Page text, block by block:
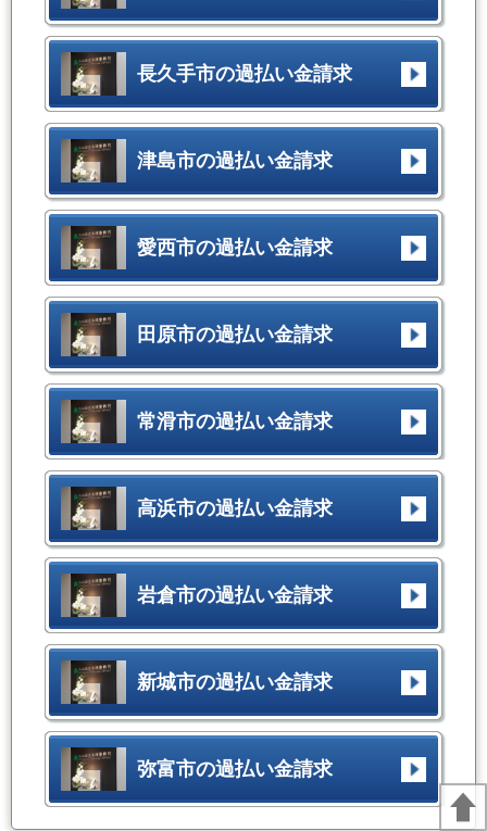
長久手市の過払い金請求
津島市の過払い金請求
愛西市の過払い金請求
田原市の過払い金請求
常滑市の過払い金請求
高浜市の過払い金請求
岩倉市の過払い金請求
新城市の過払い金請求
弥富市の過払い金請求